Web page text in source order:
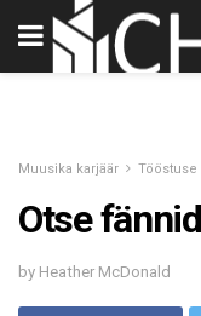
Muusika karjäär
Otse
by Heather McDonald